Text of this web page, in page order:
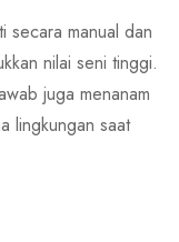
secara manual dan
nilai seni tinggi.
juga menanam
lingkungan saat